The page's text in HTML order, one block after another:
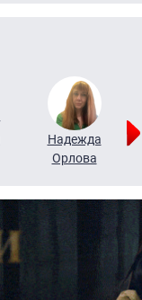
Надежда
Орлова